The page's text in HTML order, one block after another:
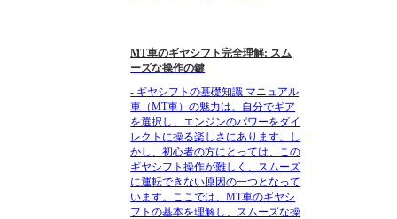
MT車のギヤシフト完全理解: スム
ーズな操作の鍵
- ギヤシフトの基礎知識 マニュアル
車（MT車）の魅力は、自分でギア
を選択し、エンジンのパワーをダイ
レクトに操る楽しさにあります。し
かし、初心者の方にとっては、この
ギヤシフト操作が難しく、スムーズ
に運転できない原因の一つとなって
います。ここでは、MT車のギヤシ
フトの基本を理解し、スムーズな操